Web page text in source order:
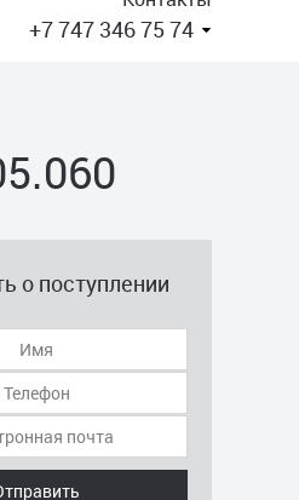
+7 747 346 75 74
о поступлении